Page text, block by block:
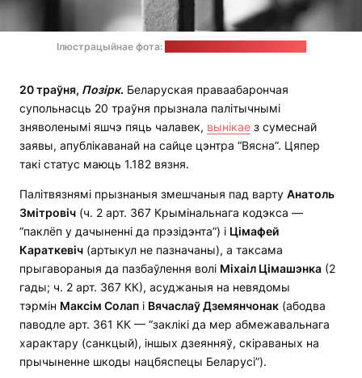
Ілюстрацыйнае фота:
20 траўня, Позірк. Беларуская праваабарончая
супольнасць 20 траўня прызнала палітычнымі
зняволенымі яшчэ пяць чалавек, вынікае з сумеснай
заявы, апублікаванай на сайце цэнтра “Вясна”. Цяпер
такі статус маюць 1.182 вязня.
Палітвязнямі прызнаныя змешчаныя пад варту Анатоль
Змітровіч (ч. 2 арт. 367 Крымінальнага кодэкса —
“паклёп у дачыненні да прэзідэнта”) і Цімафей
Караткевіч (артыкул не пазначаны), а таксама
прыгавораныя да пазбаўлення волі Міхаіл Цімашэнка (2
гады; ч. 2 арт. 367 КК), асуджаныя на невядомы
тэрмін Максім Солап і Вячаслаў Дземянчонак (абодва
паводле арт. 361 КК — “заклікі да мер абмежавальнага
характару (санкцый), іншых дзеянняў, скіраваных на
прычыненне шкоды нацбяспецы Беларусі”).